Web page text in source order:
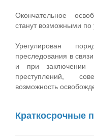
Окончательное
станут возможными
Урегулирован
преследования в
и при заключении
преступлений,
возможность
Краткосрочные